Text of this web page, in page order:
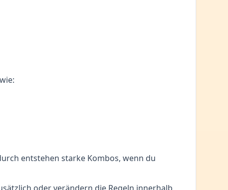
entstehen starke Kombos, wenn du